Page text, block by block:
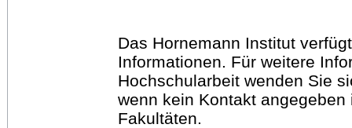
Das Hornemann Institut
Informationen. Für weitere
Hochschularbeit wenden Sie
wenn kein Kontakt
Fakultäten.